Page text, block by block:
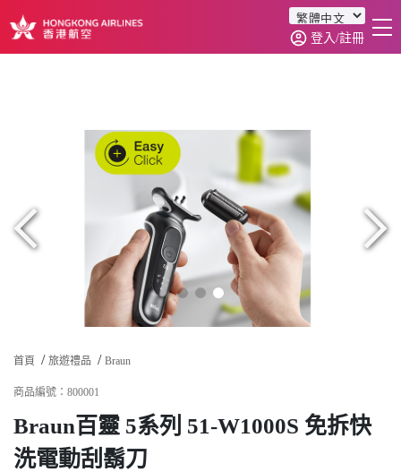
登入/註冊
首頁 旅遊禮品 Braun
商品編號：800001
Braun百靈 5系列 51-W1000S 免拆快
洗電動刮鬍刀